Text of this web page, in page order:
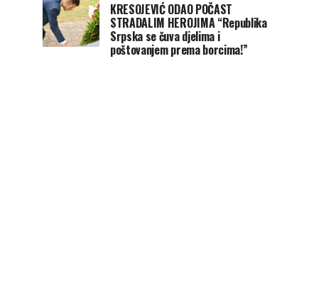
KRESOJEVIĆ ODAO POČAST
STRADALIM HEROJIMA “Republika
Srpska se čuva djelima i
poštovanjem prema borcima!”